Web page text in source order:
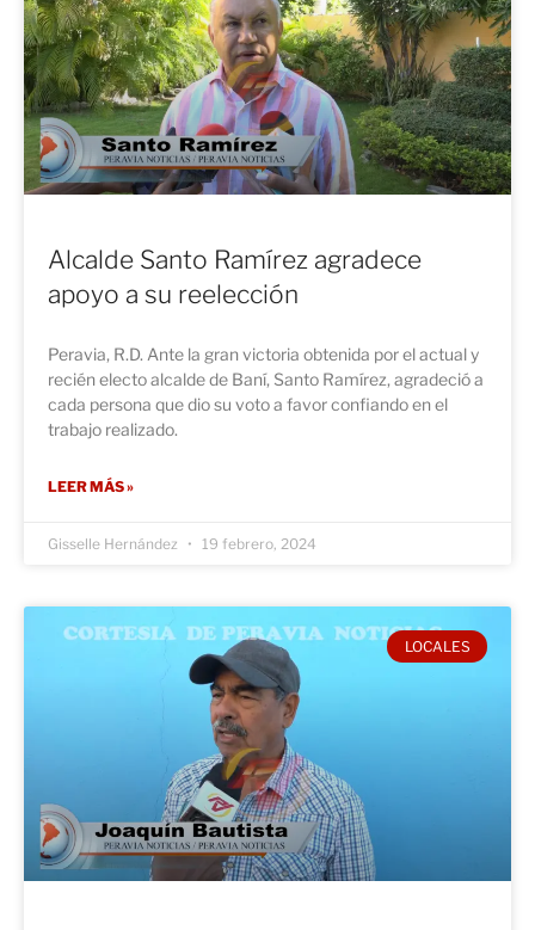
Alcalde Santo Ramírez agradece
apoyo a su reelección
Peravia, R.D. Ante la gran victoria obtenida por el actual y
recién electo alcalde de Baní, Santo Ramírez, agradeció a
cada persona que dio su voto a favor confiando en el
trabajo realizado.
LEER MÁS »
Gisselle Hernández 19 febrero, 2024
LOCALES